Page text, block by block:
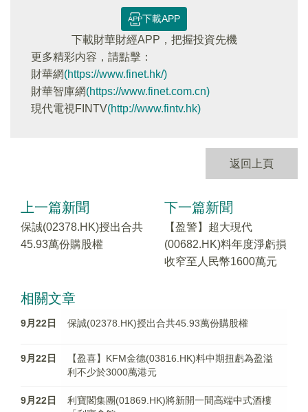
下載APP
下載財華財經APP，把握投資先機
更多精彩内容，請點擊：
財華網(https://www.finet.hk/)
財華智庫網(https://www.finet.com.cn)
現代電視FINTV(http://www.fintv.hk)
返回上頁
上一篇新聞
保誠(02378.HK)授出合共
45.93萬份購股權
下一篇新聞
【盈警】超大現代
(00682.HK)料年度淨虧損
收窄至人民幣1600萬元
相關文章
9月22日 保誠(02378.HK)授出合共45.93萬份購股權
9月22日
【盈喜】KFM金德(03816.HK)料中期扭虧為盈溢
利不少於3000萬港元
9月22日
利寶閣集團(01869.HK)將新開一間高端中式酒樓